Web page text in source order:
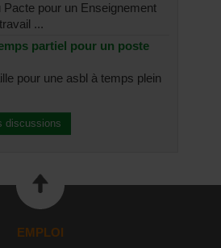
Pacte pour un Enseignement
...
partiel pour un poste
pour une asbl à temps plein
discussions
EMPLOI